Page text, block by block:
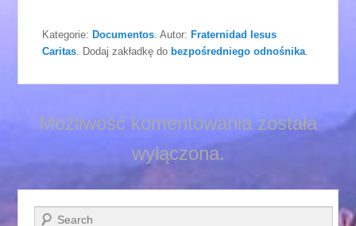
Kategorie:Documentos . Autor:Fraternidad Iesus
Caritas . Dodaj zakładkę do bezpośredniego odnośnika
Możliwość komentowania została
wyłączona.
Szukaj